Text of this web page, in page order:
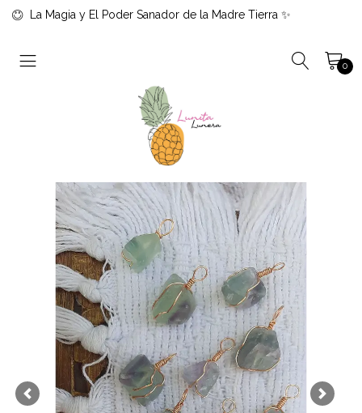
La Magia y El Poder Sanador de la Madre Tierra ✨
0
Previous Next